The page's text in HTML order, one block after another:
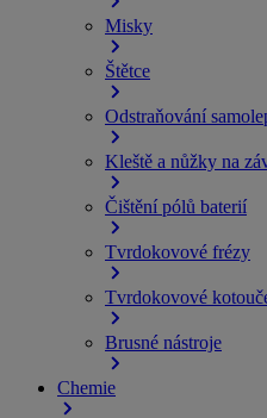
Misky
Štětce
Odstraňování
Kleště a nůžky na
Čištění pólů baterií
Tvrdokovové frézy
Tvrdokovové
Brusné nástroje
Chemie